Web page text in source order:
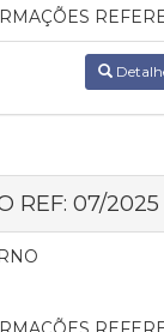
REF: 07/2025